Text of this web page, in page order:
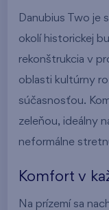
Danubius Two je
okolí historickej
rekonštrukcia v
oblasti kultúrny
súčasnosťou.
zeleňou, ideálny
neformálne
Komfort v
Na prízemí sa